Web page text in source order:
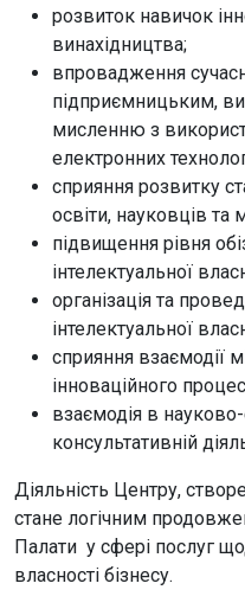
розвиток навичок
винахідництва;
впровадження
підприємницьким,
мисленню з
електронних
сприяння розвитку
освіти, науковців та
підвищення рівня
інтелектуальної
організація та
інтелектуальної
сприяння взаємодії
інноваційного
взаємодія в
консультативній
Діяльність Центру,
стане логічним
Палати у сфері послуг
власності бізнесу.